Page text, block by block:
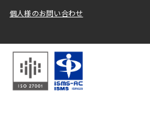
個人様のお問い合わせ